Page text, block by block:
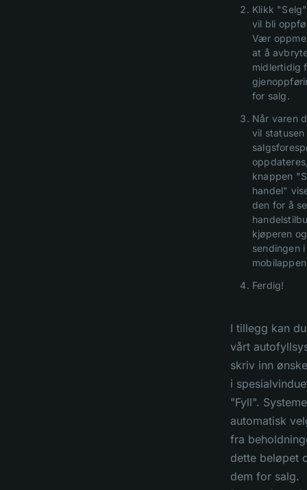
Klikk
vil bli
Vær
at å
midlertidig
for salg.
Når varen
vil statusen
knappen
handel"
den for å
kjøperen
sendingen
Ferdig!
I tillegg kan
vårt
skriv inn
i
"Fyll".
automatisk
fra
dette beløpet
dem for salg.